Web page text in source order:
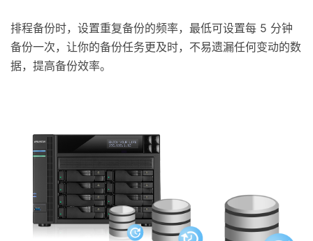
排程备份时，设置重复备份的频率，最低可设置每 5 分钟
备份一次，让你的备份任务更及时，不易遗漏任何变动的数
据，提高备份效率。